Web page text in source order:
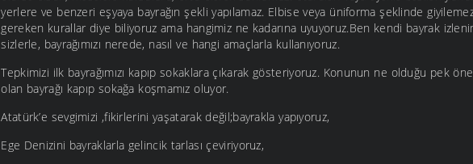
yerlere ve benzeri eşyaya bayrağın şekli yapılamaz. Elbise veya üniforma şeklinde
gereken kurallar diye biliyoruz ama hangimiz ne kadarına uyuyoruz.Ben kendi bayrak
sizlerle, bayrağımızı nerede, nasıl ve hangi amaçlarla kullanıyoruz.
Tepkimizi ilk bayrağımızı kapıp sokaklara çıkarak gösteriyoruz. Konunun ne olduğu pek
olan bayrağı kapıp sokağa koşmamız oluyor.
Atatürk’e sevgimizi ,fikirlerini yaşatarak değil;bayrakla yapıyoruz,
Ege Denizini bayraklarla gelincik tarlası çeviriyoruz,